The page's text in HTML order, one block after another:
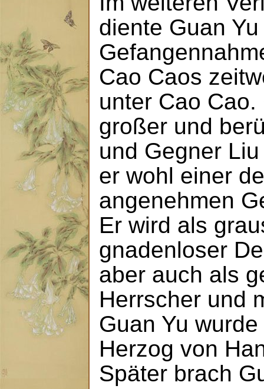
diente Guan
Cao Caos
unter Cao
großer und
und Gegner
er wohl einer
angenehmen
Er wird als
gnadenloser
aber auch als
Herrscher und
Guan Yu
Herzog von
Später brach